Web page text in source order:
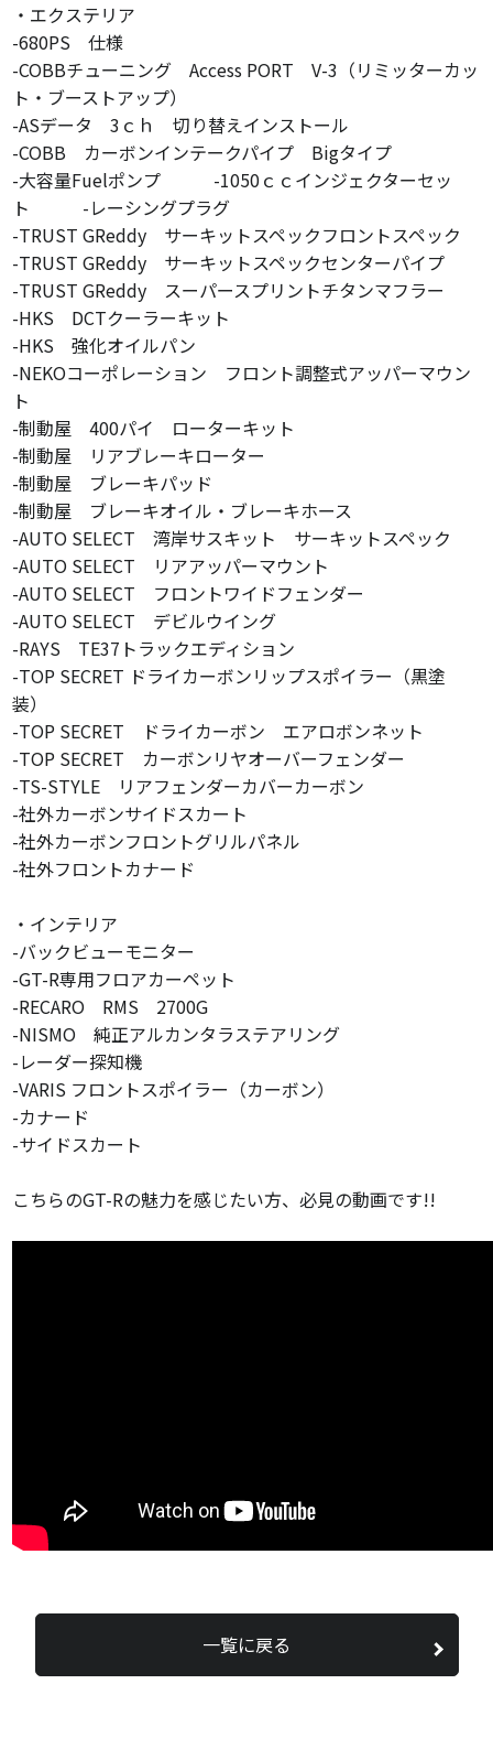
・エクステリア
-680PS 仕様
-COBBチューニング Access PORT V-3（リミッターカッ
ト・ブーストアップ）
-ASデータ 3ｃｈ 切り替えインストール
-COBB カーボンインテークパイプ Bigタイプ
-大容量Fuelポンプ -1050ｃｃインジェクターセッ
ト -レーシングプラグ
-TRUST GReddy サーキットスペックフロントスペック
-TRUST GReddy サーキットスペックセンターパイプ
-TRUST GReddy スーパースプリントチタンマフラー
-HKS DCTクーラーキット
-HKS 強化オイルパン
-NEKOコーポレーション フロント調整式アッパーマウン
ト
-制動屋 400パイ ローターキット
-制動屋 リアブレーキローター
-制動屋 ブレーキパッド
-制動屋 ブレーキオイル・ブレーキホース
-AUTO SELECT 湾岸サスキット サーキットスペック
-AUTO SELECT リアアッパーマウント
-AUTO SELECT フロントワイドフェンダー
-AUTO SELECT デビルウイング
-RAYS TE37トラックエディション
-TOP SECRET ドライカーボンリップスポイラー（黒塗
装）
-TOP SECRET ドライカーボン エアロボンネット
-TOP SECRET カーボンリヤオーバーフェンダー
-TS-STYLE リアフェンダーカバーカーボン
-社外カーボンサイドスカート
-社外カーボンフロントグリルパネル
-社外フロントカナード
・インテリア
-バックビューモニター
-GT-R専用フロアカーペット
-RECARO RMS 2700G
-NISMO 純正アルカンタラステアリング
-レーダー探知機
-VARIS フロントスポイラー（カーボン）
-カナード
-サイドスカート
こちらのGT-Rの魅力を感じたい方、必見の動画です!!
一覧に戻る